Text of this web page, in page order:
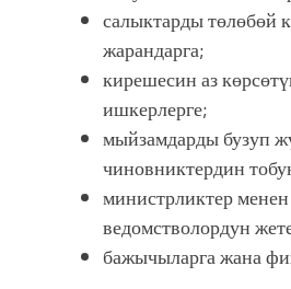
салыктарды төлөбөй
жарандарга;
кирешесин аз
ишкерлерге;
мыйзамдарды бузуп
чиновниктердин
министрликтер менен
ведомстволордун
бажычыларга жана